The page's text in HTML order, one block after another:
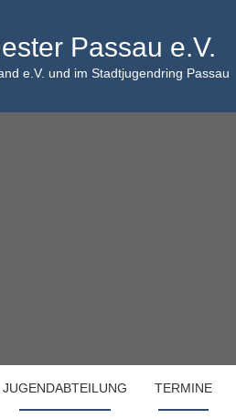
Passau e.V.
e.V. und im Stadtjugendring Passau
JUGENDABTEILUNG TERMINE